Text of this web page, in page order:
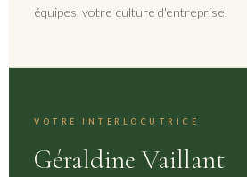
équipes, votre culture d'entreprise.
VOTRE INTERLOCUTRICE
Géraldine Vaillant